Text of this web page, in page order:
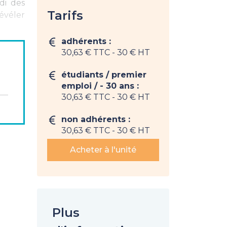
des
BFR
Tarifs
adhérents :
30,63 € TTC - 30 € HT
étudiants / premier
emploi / - 30 ans :
30,63 € TTC - 30 € HT
non adhérents :
30,63 € TTC - 30 € HT
Acheter à l'unité
Plus